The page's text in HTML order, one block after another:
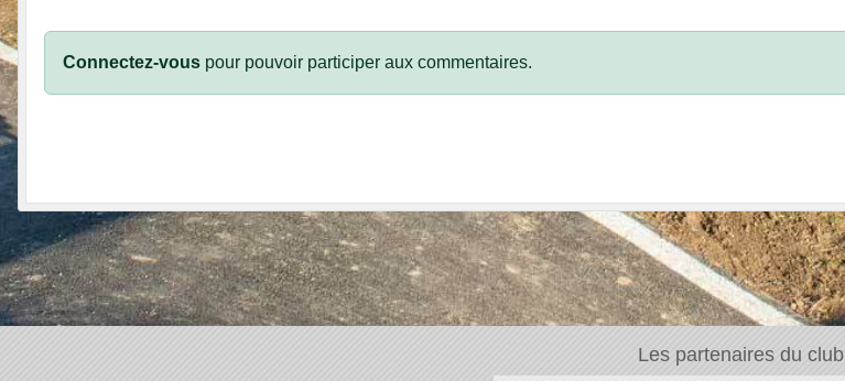
Connectez-vous pour pouvoir participer aux commentaires.
Les partenaires du club